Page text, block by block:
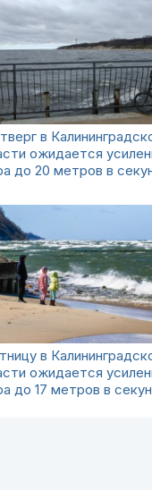
в
ожидается
до 20 метров в
в
ожидается
до 17 метров в